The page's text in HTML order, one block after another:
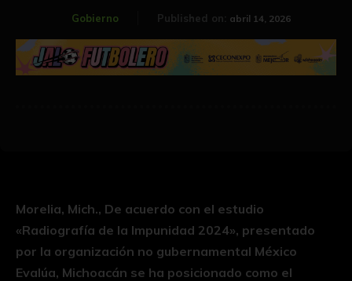
Gobierno Published on: abril 14, 2026
Morelia, Mich., De acuerdo con el estudio
«Radiografía de la Impunidad 2024», presentado
por la organización no gubernamental México
Evalúa, Michoacán se ha posicionado como el